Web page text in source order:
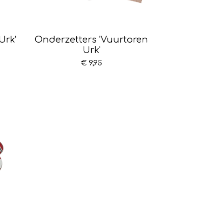
Onderzetters 'Vuurtoren
Urk'
€ 9,95